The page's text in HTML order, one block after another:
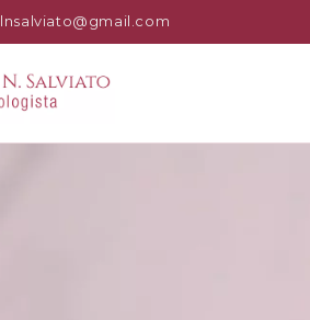
lnsalviato@gmail.com